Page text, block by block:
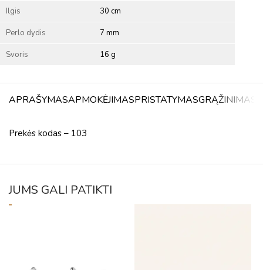
Ilgis 30 cm
Perlo dydis 7 mm
Svoris 16 g
APRAŠYMASAPMOKĖJIMASPRISTATYMASGRĄŽINIMAS
Prekės kodas – 103
JUMS GALI PATIKTI